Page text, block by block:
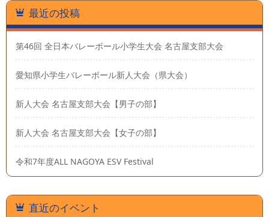
最近の投稿
第46回 全日本バレーボール小学生大会 名古屋支部大会
愛知県小学生バレーボール新人大会（県大会）
新人大会 名古屋支部大会【男子の部】
新人大会 名古屋支部大会【女子の部】
令和7年度ALL NAGOYA ESV Festival
直近のイベント